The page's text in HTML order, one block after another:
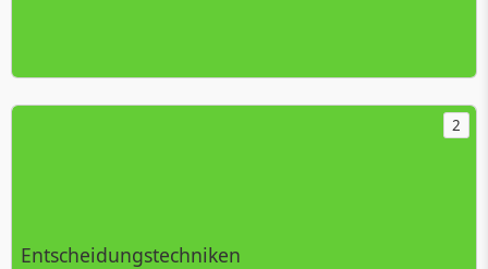
2
Entscheidungstechniken